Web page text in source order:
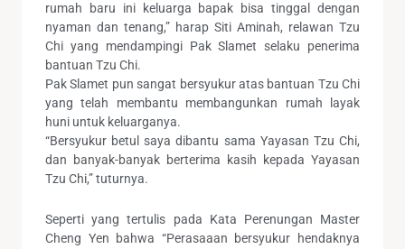
rumah baru ini keluarga bapak bisa tinggal dengan
nyaman dan tenang,” harap Siti Aminah, relawan Tzu
Chi yang mendampingi Pak Slamet selaku penerima
bantuan Tzu Chi.
Pak Slamet pun sangat bersyukur atas bantuan Tzu Chi
yang telah membantu membangunkan rumah layak
huni untuk keluarganya.
“Bersyukur betul saya dibantu sama Yayasan Tzu Chi,
dan banyak-banyak berterima kasih kepada Yayasan
Tzu Chi,” tuturnya.
Seperti yang tertulis pada Kata Perenungan Master
Cheng Yen bahwa “Perasaaan bersyukur hendaknya